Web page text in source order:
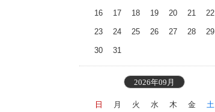
16 17 18 19 20 21 22
23 24 25 26 27 28 29
30 31
2026年09月
日 月 火 水 木 金
土